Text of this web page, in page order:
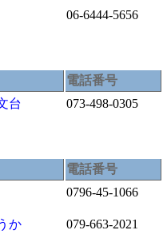
06-6444-5656
電話番号
台
073-498-0305
電話番号
0796-45-1066
か 079-663-2021